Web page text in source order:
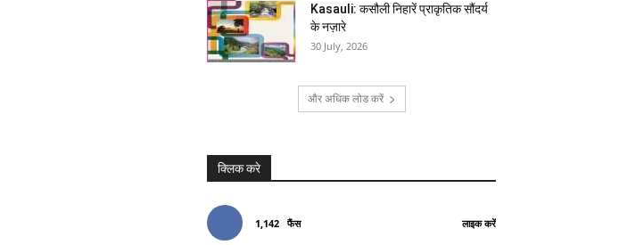
Kasauli: कसौली निहारें प्राकृतिक सौंदर्य
के नज़ारे
30 July, 2026
और अधिक लोड करें
क्लिक करे
1,142 फैंस लाइक करें